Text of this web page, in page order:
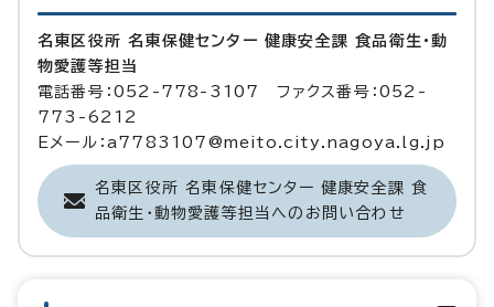
名東区役所 名東保健センター 健康安全課 食品衛生・動
物愛護等担当
電話番号：052-778-3107 ファクス番号：052-
773-6212
Eメール：a7783107@meito.city.nagoya.lg.jp
名東区役所 名東保健センター 健康安全課 食
品衛生・動物愛護等担当へのお問い合わせ